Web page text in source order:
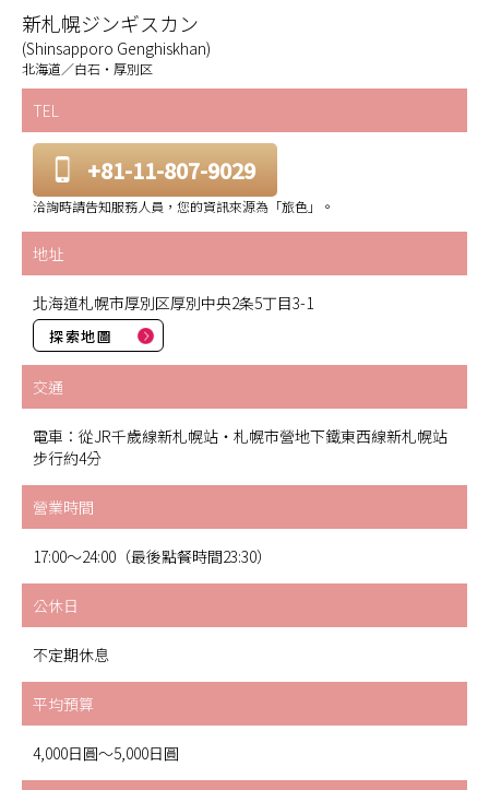
新札幌ジンギスカン
(Shinsapporo Genghiskhan)
北海道／白石・厚別区
TEL
+81-11-807-9029
洽詢時請告知服務人員，您的資訊來源為「旅色」。
地址
北海道札幌市厚別区厚別中央2条5丁目3-1
探索地圖
交通
電車：從JR千歲線新札幌站・札幌市營地下鐵東西線新札幌站
步行約4分
營業時間
17:00～24:00（最後點餐時間23:30）
公休日
不定期休息
平均預算
4,000日圓～5,000日圓